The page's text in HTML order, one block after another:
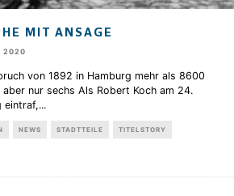
MIT ANSAGE
2020
von 1892 in Hamburg mehr als 8600
nur sechs Als Robert Koch am 24.
eintraf,...
NEWS STADTTEILE TITELSTORY